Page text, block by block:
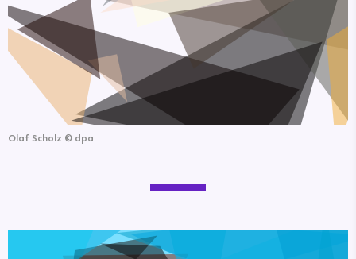
Olaf Scholz © dpa